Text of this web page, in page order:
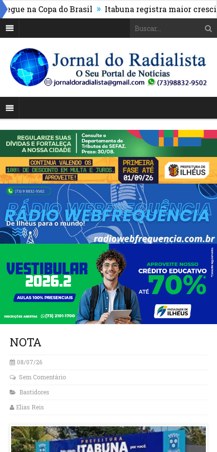
na Copa do Brasil » Itabuna registra maior
NOTA
08/07/26
Sem Comentário
Bastidores
Elias Reis